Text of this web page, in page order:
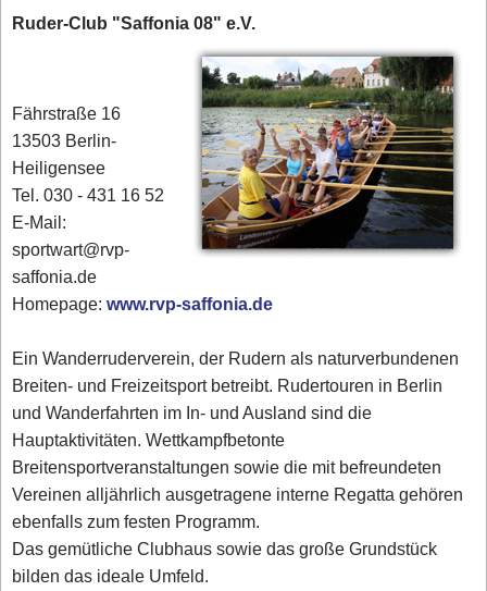
Ruder-Club "Saffonia 08" e.V.
Fährstraße 16
13503 Berlin-
Heiligensee
Tel. 030 - 431 16 52
E-Mail:
sportwart@rvp-
saffonia.de
Homepage:www.rvp-saffonia.de
Ein Wanderruderverein, der Rudern als naturverbundenen
Breiten- und Freizeitsport betreibt. Rudertouren in Berlin
und Wanderfahrten im In- und Ausland sind die
Hauptaktivitäten. Wettkampfbetonte
Breitensportveranstaltungen sowie die mit befreundeten
Vereinen alljährlich ausgetragene interne Regatta gehören
ebenfalls zum festen Programm.
Das gemütliche Clubhaus sowie das große Grundstück
bilden das ideale Umfeld.